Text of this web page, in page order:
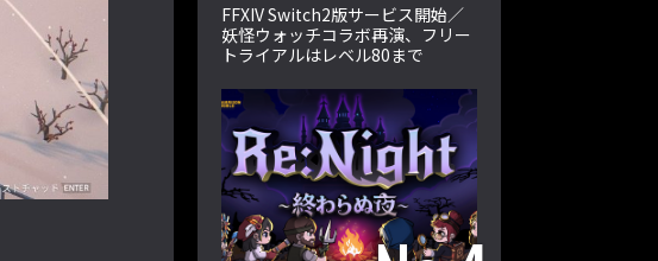
FFXIV Switch2版サービス開始／
妖怪ウォッチコラボ再演、フリー
トライアルはレベル80まで